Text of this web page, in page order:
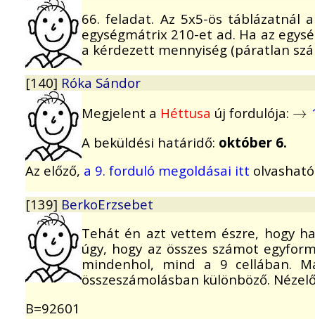
66. feladat. Az 5x5-ös táblázatnál
egységmátrix 210-et ad. Ha az
a kérdezett mennyiség (páratlan
[140] Róka Sándor
Megjelent a Héttusa új fordulója: →
→
A beküldési határidő: október 6.
Az előző, a 9. forduló megoldásai itt
[139] BerkoErzsebet
Tehát én azt vettem észre, hogy
úgy, hogy az összes számot
mindenhol, mind a 9 cellában.
összeszámolásban különböző.
B=92601